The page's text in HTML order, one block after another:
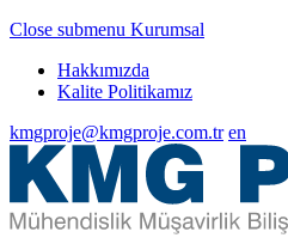
Close submenu Kurumsal
Hakkımızda
Kalite Politikamız
kmgproje@kmgproje.com.tr en